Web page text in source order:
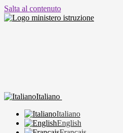
Salta al contenuto
Italiano
Italiano
English